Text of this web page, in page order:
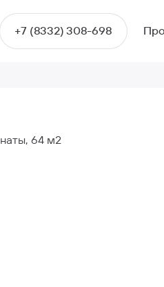
+7 (8332) 308-698